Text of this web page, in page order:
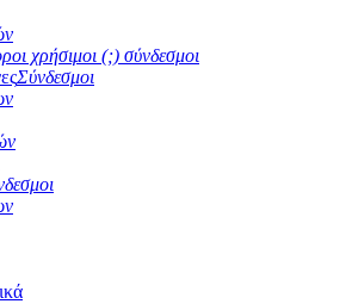
χρήσιμοι (;) σύνδεσμοι
Σύνδεσμοι